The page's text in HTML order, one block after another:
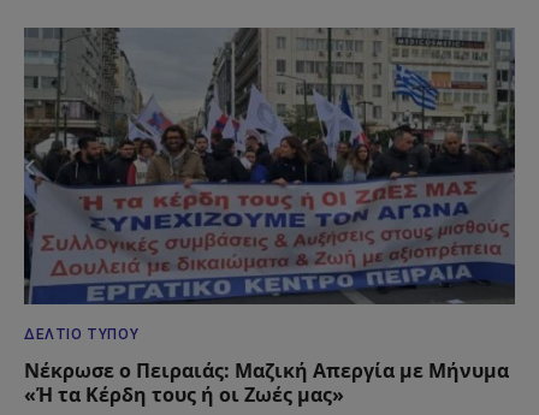
ΔΕΛΤΊΟ ΤΎΠΟΥ
Νέκρωσε ο Πειραιάς: Μαζική Απεργία με Μήνυμα
«Ή τα Κέρδη τους ή οι Ζωές μας»